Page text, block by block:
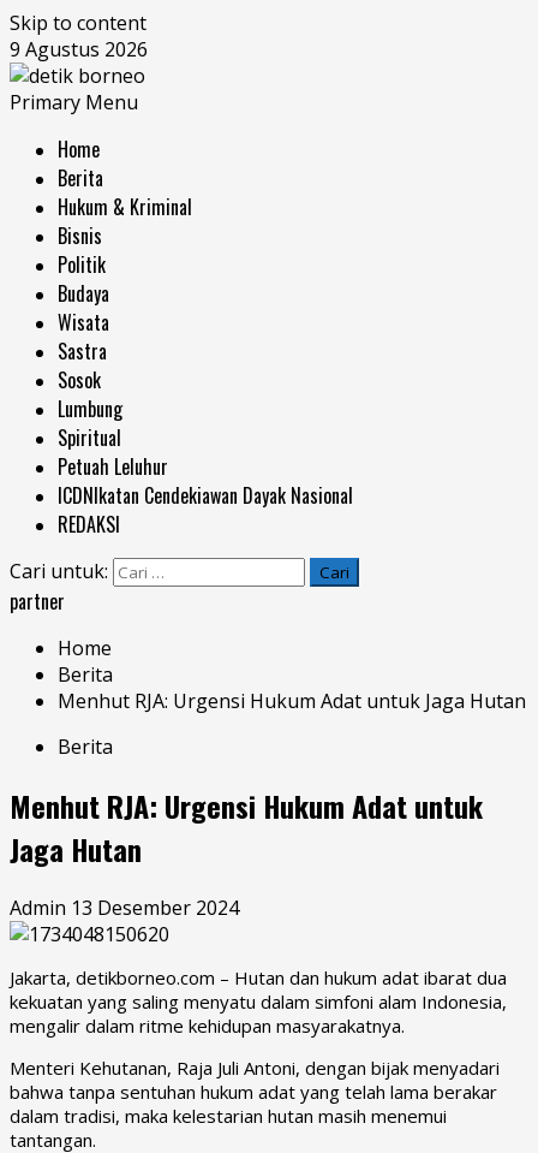
Skip to content
9 Agustus 2026
Primary Menu
Home
Berita
Hukum & Kriminal
Bisnis
Politik
Budaya
Wisata
Sastra
Sosok
Lumbung
Spiritual
Petuah Leluhur
ICDNIkatan Cendekiawan Dayak Nasional
REDAKSI
Cari untuk:
partner
Home
Berita
Menhut RJA: Urgensi Hukum Adat untuk Jaga Hutan
Berita
Menhut RJA: Urgensi Hukum Adat untuk
Jaga Hutan
Admin 13 Desember 2024
Jakarta, detikborneo.com – Hutan dan hukum adat ibarat dua
kekuatan yang saling menyatu dalam simfoni alam Indonesia,
mengalir dalam ritme kehidupan masyarakatnya.
Menteri Kehutanan, Raja Juli Antoni, dengan bijak menyadari
bahwa tanpa sentuhan hukum adat yang telah lama berakar
dalam tradisi, maka kelestarian hutan masih menemui
tantangan.